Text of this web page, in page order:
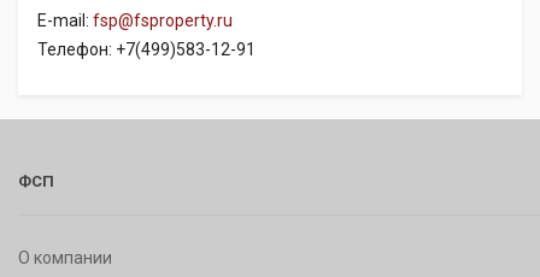
E-mail: fsp@fsproperty.ru
Телефон: +7(499)583-12-91
ФСП
О компании